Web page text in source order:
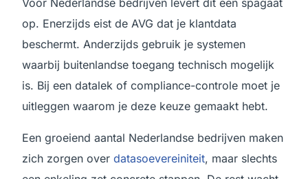
op. Enerzijds eist de AVG dat je klantdata
beschermt. Anderzijds gebruik je systemen
waarbij buitenlandse toegang technisch mogelijk
is. Bij een datalek of compliance-controle moet je
uitleggen waarom je deze keuze gemaakt hebt.
Een groeiend aantal Nederlandse bedrijven maken
zich zorgen overdatasoevereiniteit, maar slechts